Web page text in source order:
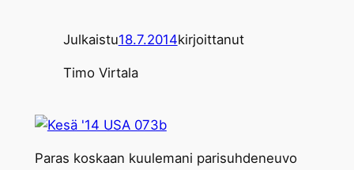
Julkaistu18.7.2014kirjoittanut
Timo Virtala
Paras koskaan kuulemani parisuhdeneuvo